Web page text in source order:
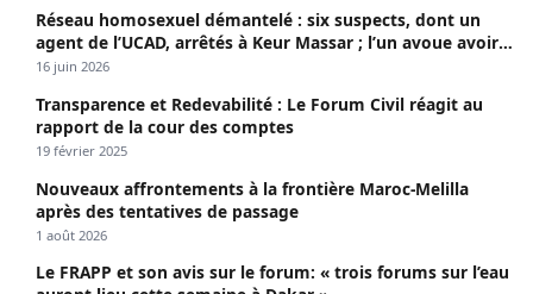
Réseau homosexuel démantelé : six suspects, dont un
agent de l’UCAD, arrêtés à Keur Massar ; l’un avoue avoir
propagé le VIH depuis 2018
16 juin 2026
Transparence et Redevabilité : Le Forum Civil réagit au
rapport de la cour des comptes
19 février 2025
Nouveaux affrontements à la frontière Maroc-Melilla
après des tentatives de passage
1 août 2026
Le FRAPP et son avis sur le forum: « trois forums sur l’eau